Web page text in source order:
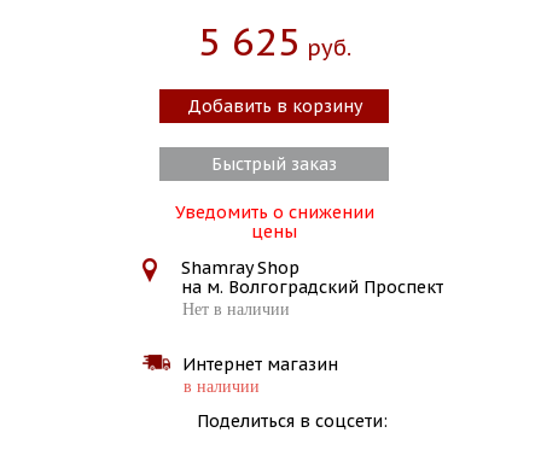
5 625 Руб.
Добавить в корзину
Быстрый заказ
Уведомить о снижении
цены
Shamray Shop
на м. Волгоградский Проспект
Нет в наличии
Интернет магазин
в наличии
Поделиться в соцсети: